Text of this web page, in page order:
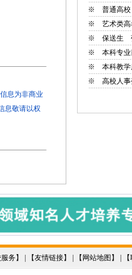
息为非商业
息敬请以权
※ 普通高校
※ 艺术类
※ 保送生
※ 本科专
※ 本科教
※ 高校人事
服务】 | 【友情链接】 | 【 网站地图 】 | 【